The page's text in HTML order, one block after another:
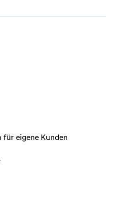
für eigene Kunden